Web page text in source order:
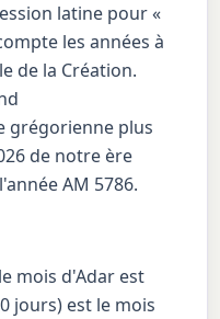
latine pour «
les années à
de la Création.
grégorienne plus
de notre ère
AM 5786.
mois d'Adar est
jours) est le mois